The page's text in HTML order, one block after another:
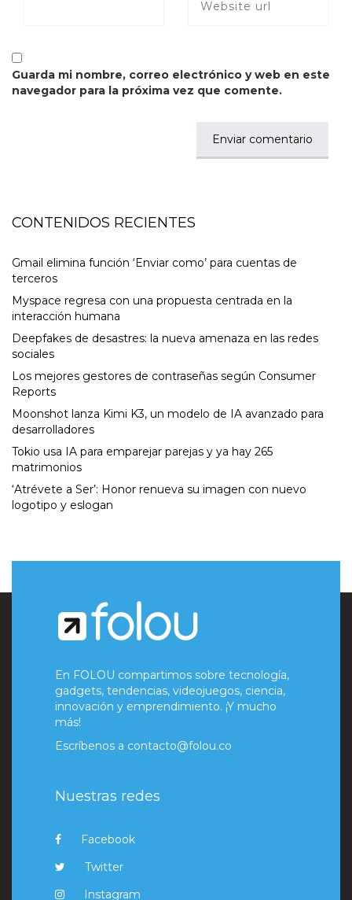
Guarda mi nombre, correo electrónico y web en este
navegador para la próxima vez que comente.
CONTENIDOS RECIENTES
Gmail elimina función ‘Enviar como’ para cuentas de
terceros
Myspace regresa con una propuesta centrada en la
interacción humana
Deepfakes de desastres: la nueva amenaza en las redes
sociales
Los mejores gestores de contraseñas según Consumer
Reports
Moonshot lanza Kimi K3, un modelo de IA avanzado para
desarrolladores
Tokio usa IA para emparejar parejas y ya hay 265
matrimonios
‘Atrévete a Ser’: Honor renueva su imagen con nuevo
logotipo y eslogan
En FOLOU compartimos sobre tecnología,
gadgets, tendencias, videojuegos, ciencia,
innovación y emprendimiento. ¡Y mucho
más!
Escríbenos a contacto@folou.co
Nuestras redes
Facebook
Twitter
Instagram